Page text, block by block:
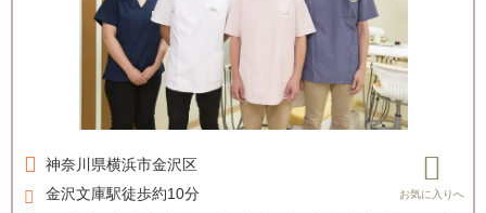
神奈川県横浜市金沢区
金沢文庫駅徒歩約10分